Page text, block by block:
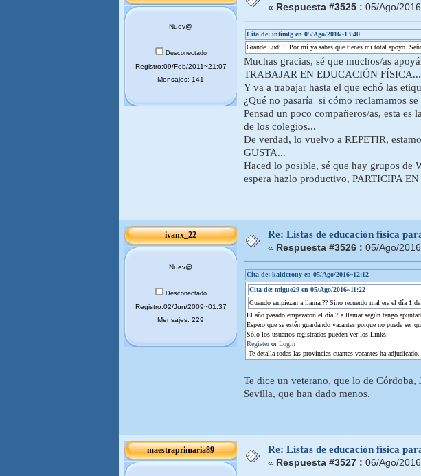
Nuev@
Desconectado
Registro:09/Feb/2011~21:07
Mensajes: 141
« Respuesta #3525 : 05/Ago/
Cita de: intimlg en 05/Ago/2016~13:40
Grande Ludi!!! Por mí ya sabes que tienes mi total apoyo.
Muchas gracias, sé que muchos/as
TRABAJAR EN EDUCACIÓN
Y va a trabajar hasta el que echó las
¿Qué no pasaría si cómo reclamamos
Pensad un poco compañeros/as, esta
de los colegios...
De verdad, lo vuelvo a REPETIR,
GUSTA...
Haced lo posible, sé que hay grupos de
espera hazlo productivo, PARTICIPA
ivanx_22
Nuev@
Desconectado
Registro:02/Jun/2009~01:37
Mensajes: 229
Re: Listas de educación física
« Respuesta #3526 : 05/Ago/
Cita de: kalderony en 05/Ago/2016~12:12
Cita de: migue29 en 05/Ago/2016~11:22
Cuando empiezan a llamar?? Sino recuerdo mal era el día 1 de
El año pasado empezaron el día 7 a llamar según tengo
Espero que se estén guardando vacantes porque no puede
Sólo los usuarios registrados pueden ver los Links.
RegisterorLogin
Te detalla todas las provincias cuantas vacantes ha adjudicado.
Te dice un veterano, que lo de Córdoba,
Sevilla, que han dado menos.
maestraprimaria89 Re: Listas de educación física
« Respuesta #3527 : 06/Ago/